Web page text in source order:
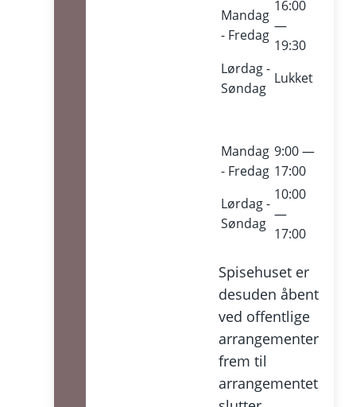
Mandag
- Fredag
16:00
—
19:30
Lørdag -
Søndag
Lukket
Mandag
- Fredag
9:00 —
17:00
Lørdag -
Søndag
10:00
—
17:00
Spisehuset er
desuden åbent
ved offentlige
arrangementer
frem til
arrangementet